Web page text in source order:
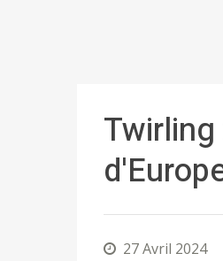
27 Avril 2024